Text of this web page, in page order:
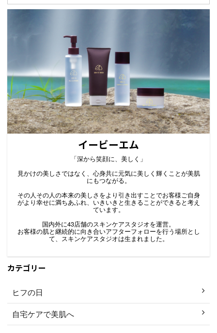
イービーエム
「深から笑顔に、美しく」
見かけの美しさではなく、心身共に元気に美しく輝くことが美肌
にもつながる。
その人その人の本来の美しさをより引き出すことでお客様ご自身
がより幸せに満ちあふれ、いきいきと生きることができると考え
ています。
国内外に43店舗のスキンケアスタジオを運営。
お客様の肌と継続的に向き合いアフターフォローを行う場所とし
て、スキンケアスタジオは生まれました。
カテゴリー
ヒフの日
自宅ケアで美肌へ